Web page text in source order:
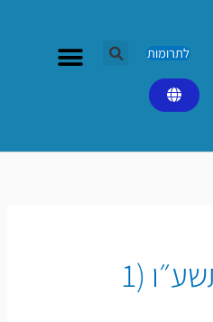
לתרומות
כ׳ בטבת ה׳תשע״ו (1